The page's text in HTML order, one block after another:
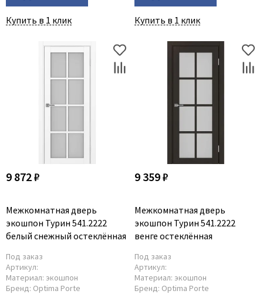
Купить в 1 клик Купить в 1 клик
9 872 ₽
Межкомнатная дверь
экошпон Турин 541.2222
белый снежный остеклённая
Под заказ
Артикул:
Материал: экошпон
Бренд: Optima Porte
9 359 ₽
Межкомнатная дверь
экошпон Турин 541.2222
венге остеклённая
Под заказ
Артикул:
Материал: экошпон
Бренд: Optima Porte